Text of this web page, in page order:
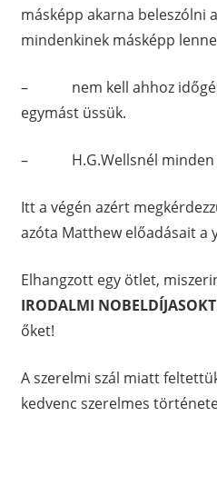
másképp akarna beleszólni
mindenkinek másképp
– nem kell ahhoz időgép,
egymást üssük.
– H.G.Wellsnél minden
Itt a végén azért
azóta Matthew előadásait a
Elhangzott egy ötlet,
IRODALMI
őket!
A szerelmi szál miatt
kedvenc szerelmes